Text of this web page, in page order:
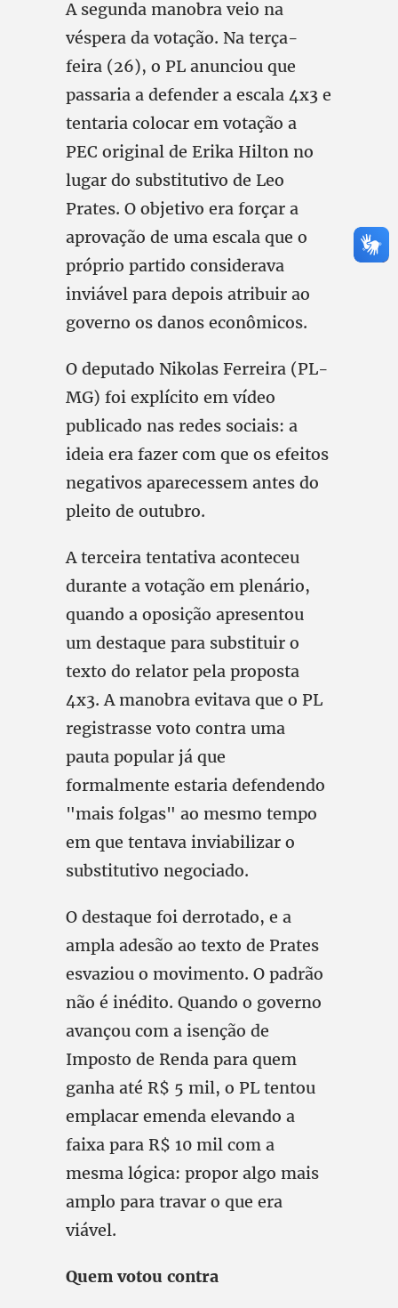
A segunda manobra veio na
véspera da votação. Na terça-
feira (26), o PL anunciou que
passaria a defender a escala 4x3 e
tentaria colocar em votação a
PEC original de Erika Hilton no
lugar do substitutivo de Leo
Prates. O objetivo era forçar a
aprovação de uma escala que o
próprio partido considerava
inviável para depois atribuir ao
governo os danos econômicos.
O deputado Nikolas Ferreira (PL-
MG) foi explícito em vídeo
publicado nas redes sociais: a
ideia era fazer com que os efeitos
negativos aparecessem antes do
pleito de outubro.
A terceira tentativa aconteceu
durante a votação em plenário,
quando a oposição apresentou
um destaque para substituir o
texto do relator pela proposta
4x3. A manobra evitava que o PL
registrasse voto contra uma
pauta popular já que
formalmente estaria defendendo
"mais folgas" ao mesmo tempo
em que tentava inviabilizar o
substitutivo negociado.
O destaque foi derrotado, e a
ampla adesão ao texto de Prates
esvaziou o movimento. O padrão
não é inédito. Quando o governo
avançou com a isenção de
Imposto de Renda para quem
ganha até R$ 5 mil, o PL tentou
emplacar emenda elevando a
faixa para R$ 10 mil com a
mesma lógica: propor algo mais
amplo para travar o que era
viável.
Quem votou contra